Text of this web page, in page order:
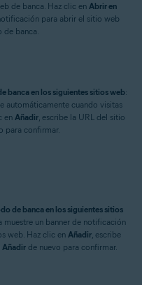
de banca. Haz clic en Abrir en
para abrir el sitio web
de banca.
banca en los siguientes sitios web:
automáticamente cuando visitas
en Añadir, escribe la URL del sitio
para confirmar.
de banca en los siguientes sitios
muestre un banner de notificación
web. Haz clic en Añadir, escribe
Añadir de nuevo para confirmar.